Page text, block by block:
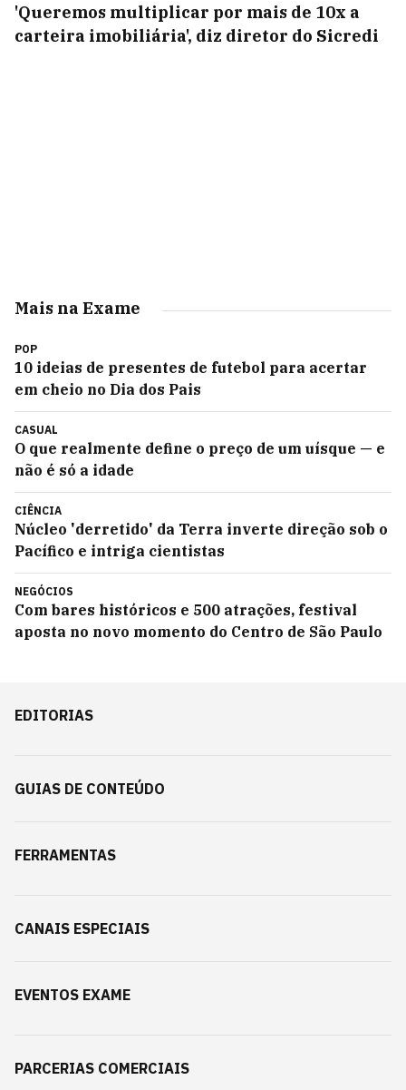
'Queremos multiplicar por mais de 10x a
carteira imobiliária', diz diretor do Sicredi
Mais na Exame
POP
10 ideias de presentes de futebol para acertar
em cheio no Dia dos Pais
CASUAL
O que realmente define o preço de um uísque — e
não é só a idade
CIÊNCIA
Núcleo 'derretido' da Terra inverte direção sob o
Pacífico e intriga cientistas
NEGÓCIOS
Com bares históricos e 500 atrações, festival
aposta no novo momento do Centro de São Paulo
EDITORIAS
GUIAS DE CONTEÚDO
FERRAMENTAS
CANAIS ESPECIAIS
EVENTOS EXAME
PARCERIAS COMERCIAIS